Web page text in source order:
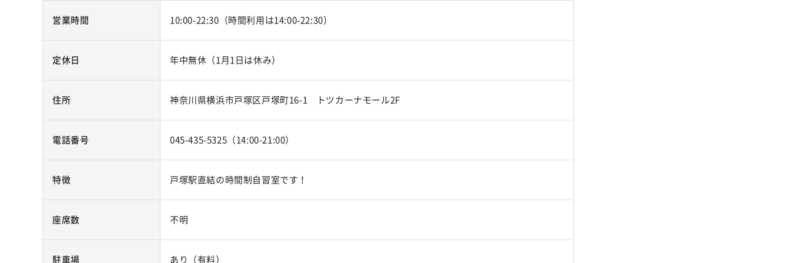
営業時間 10:00-22:30（時間利用は14:00-22:30）
定休日 年中無休（1月1日は休み）
住所 神奈川県横浜市戸塚区戸塚町16-1 トツカーナモール2F
電話番号 045-435-5325（14:00-21:00）
特徴 戸塚駅直結の時間制自習室です！
座席数 不明
駐車場 あり（有料）